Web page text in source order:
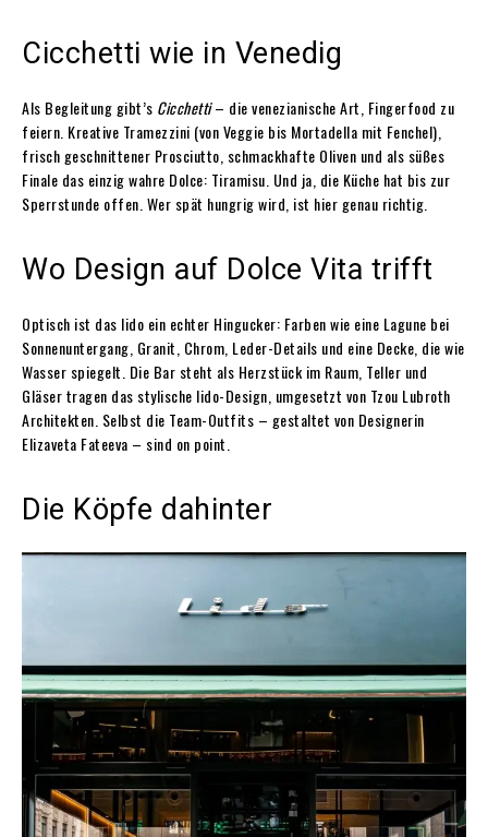
Cicchetti wie in Venedig
Als Begleitung gibt’s Cicchetti– die venezianische Art, Fingerfood zu
feiern. Kreative Tramezzini (von Veggie bis Mortadella mit Fenchel),
frisch geschnittener Prosciutto, schmackhafte Oliven und als süßes
Finale das einzig wahre Dolce: Tiramisu. Und ja, die Küche hat bis zur
Sperrstunde offen. Wer spät hungrig wird, ist hier genau richtig.
Wo Design auf Dolce Vita trifft
Optisch ist das lido ein echter Hingucker: Farben wie eine Lagune bei
Sonnenuntergang, Granit, Chrom, Leder-Details und eine Decke, die wie
Wasser spiegelt. Die Bar steht als Herzstück im Raum, Teller und
Gläser tragen das stylische lido-Design, umgesetzt von Tzou Lubroth
Architekten. Selbst die Team-Outfits – gestaltet von Designerin
Elizaveta Fateeva – sind on point.
Die Köpfe dahinter